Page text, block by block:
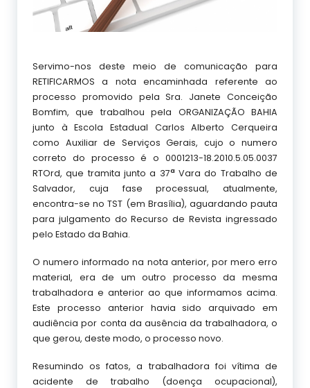
Servimo-nos deste meio de comunicação para
RETIFICARMOS a nota encaminhada referente ao
processo promovido pela Sra. Janete Conceição
Bomfim, que trabalhou pela ORGANIZAÇÃO BAHIA
junto à Escola Estadual Carlos Alberto Cerqueira
como Auxiliar de Serviços Gerais, cujo o numero
correto do processo é o 0001213-18.2010.5.05.0037
RTOrd, que tramita junto a 37a Vara do Trabalho de
Salvador, cuja fase processual, atualmente,
encontra-se no TST (em Brasília), aguardando pauta
para julgamento do Recurso de Revista ingressado
pelo Estado da Bahia.
O numero informado na nota anterior, por mero erro
material, era de um outro processo da mesma
trabalhadora e anterior ao que informamos acima.
Este processo anterior havia sido arquivado em
audiência por conta da ausência da trabalhadora, o
que gerou, deste modo, o processo novo.
Resumindo os fatos, a trabalhadora foi vítima de
acidente de trabalho (doença ocupacional),